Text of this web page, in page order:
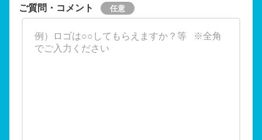
ご質問・コメント